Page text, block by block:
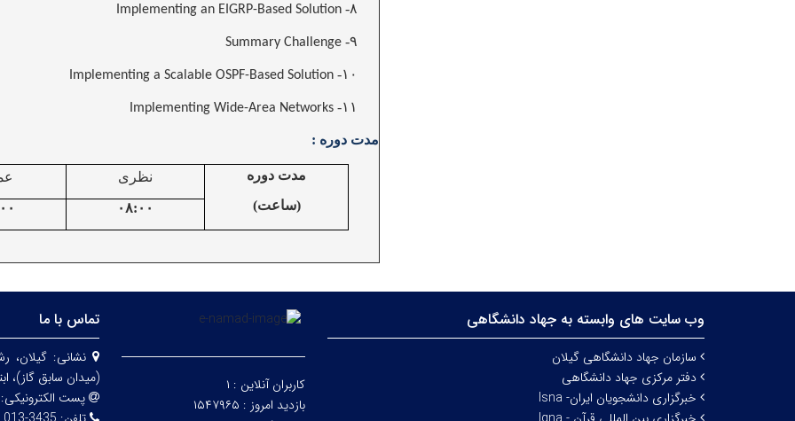
۸- Implementing an EIGRP-Based Solution
۹- Summary Challenge
۱۰- Implementing a Scalable OSPF-Based Solution
۱۱- Implementing Wide-Area Networks
مدت دوره :
مدت دوره
(ساعت)
نظری
۰۸:۰۰
وب سایت های وابسته به جهاد دانشگاهی
سازمان جهاد دانشگاهی گیلان
دفتر مرکزی جهاد دانشگاهی
خبرگزاری دانشجویان ایران- Isna
کاربران آنلاین : ۱
بازدید امروز : ۱۵۴۷۹۶۵
تماس با ما
نشانی:گیلان،
(میدان سابق گاز)،
پست الکترونیکی: